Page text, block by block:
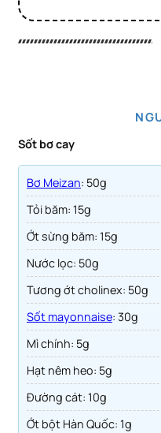
Sốt bơ cay
Bơ Meizan: 50g
Tỏi băm: 15g
Ớt sừng băm: 15g
Nước lọc: 50g
Tương ớt cholinex: 50g
Sốt mayonnaise: 30g
Mì chính: 5g
Hạt nêm heo: 5g
Đường cát: 10g
Ớt bột Hàn Quốc: 1g